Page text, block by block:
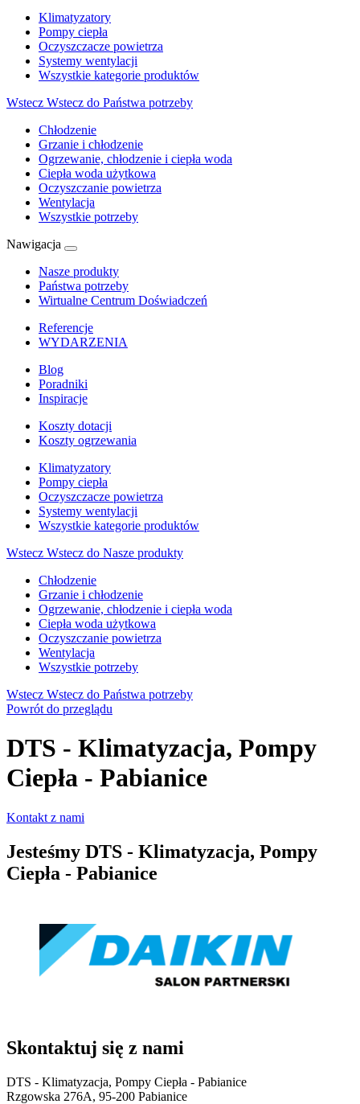
Klimatyzatory
Pompy ciepła
Oczyszczacze powietrza
Systemy wentylacji
Wszystkie kategorie produktów
Wstecz Wstecz do Państwa potrzeby
Chłodzenie
Grzanie i chłodzenie
Ogrzewanie, chłodzenie i ciepła woda
Ciepła woda użytkowa
Oczyszczanie powietrza
Wentylacja
Wszystkie potrzeby
Nawigacja
Nasze produkty
Państwa potrzeby
Wirtualne Centrum Doświadczeń
Referencje
WYDARZENIA
Blog
Poradniki
Inspiracje
Koszty dotacji
Koszty ogrzewania
Klimatyzatory
Pompy ciepła
Oczyszczacze powietrza
Systemy wentylacji
Wszystkie kategorie produktów
Wstecz Wstecz do Nasze produkty
Chłodzenie
Grzanie i chłodzenie
Ogrzewanie, chłodzenie i ciepła woda
Ciepła woda użytkowa
Oczyszczanie powietrza
Wentylacja
Wszystkie potrzeby
Wstecz Wstecz do Państwa potrzeby
Powrót do przeglądu
DTS - Klimatyzacja, Pompy
Ciepła - Pabianice
Kontakt z nami
Jesteśmy DTS - Klimatyzacja, Pompy
Ciepła - Pabianice
Skontaktuj się z nami
DTS - Klimatyzacja, Pompy Ciepła - Pabianice
Rzgowska 276A, 95-200 Pabianice